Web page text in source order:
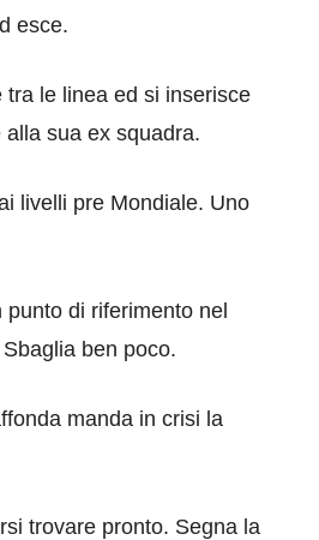
esce.
tra le linea ed si inserisce
sua ex squadra.
livelli pre Mondiale. Uno
punto di riferimento nel
ben poco.
manda in crisi la
trovare pronto. Segna la